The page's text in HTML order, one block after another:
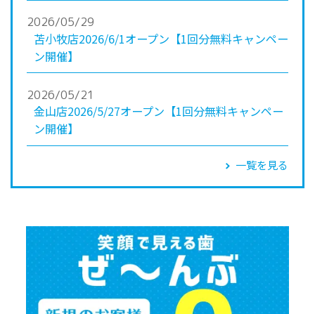
2026/05/29
苫小牧店2026/6/1オープン【1回分無料キャンペー
ン開催】
2026/05/21
金山店2026/5/27オープン【1回分無料キャンペー
ン開催】
一覧を見る